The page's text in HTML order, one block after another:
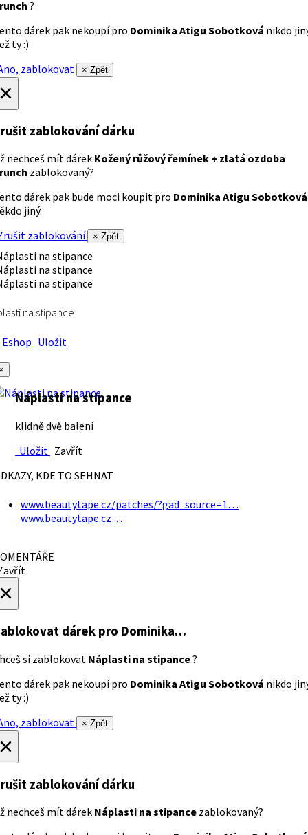
?
dárek pak nekoupí pro Dominika Atigu Sobotková nikdo
ty :)
zablokovat
× Zpět
zablokování dárku
nechceš mít dárek Kožený růžový řemínek + zlatá ozdoba
zablokovaný?
dárek pak bude moci koupit pro Dominika Atigu Sobotková
jiný.
zablokování
× Zpět
na stipance
Uložit
Náplasti na stipance
klidně dvě balení
Uložit Zavřít
KDE TO SEHNAT
www.beautytape.cz/patches/?gad_source=1…
www.beautytape.cz…
dárek pro Dominika…
si zablokovat Náplasti na stipance?
dárek pak nekoupí pro Dominika Atigu Sobotková nikdo
ty :)
zablokovat
× Zpět
zablokování dárku
nechceš mít dárek Náplasti na stipance zablokovaný?